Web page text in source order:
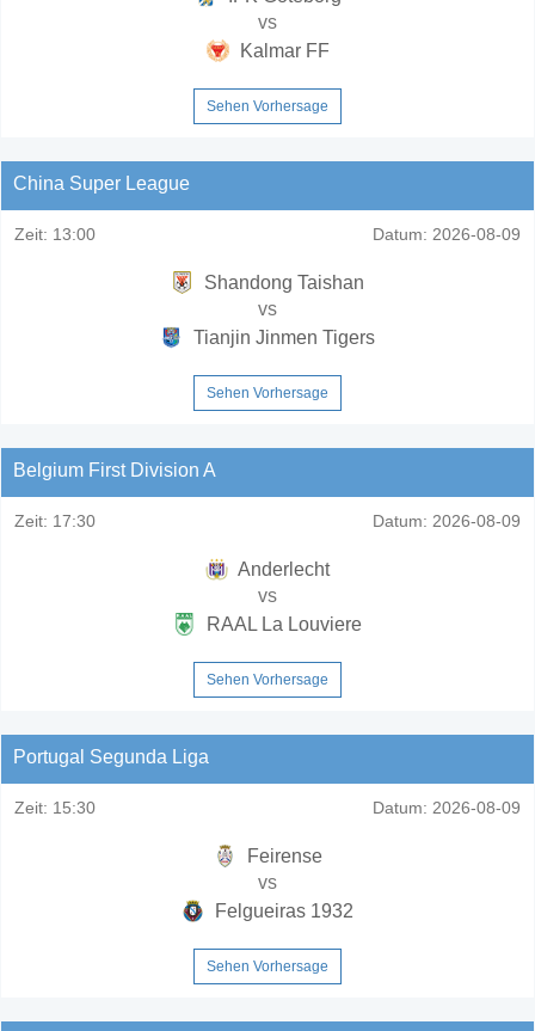
vs
Kalmar FF
Sehen Vorhersage
China Super League
Zeit: 13:00 Datum: 2026-08-09
Shandong Taishan
vs
Tianjin Jinmen Tigers
Sehen Vorhersage
Belgium First Division A
Zeit: 17:30 Datum: 2026-08-09
Anderlecht
vs
RAAL La Louviere
Sehen Vorhersage
Portugal Segunda Liga
Zeit: 15:30 Datum: 2026-08-09
Feirense
vs
Felgueiras 1932
Sehen Vorhersage